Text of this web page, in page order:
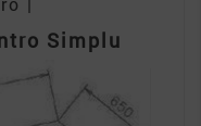
Simplu